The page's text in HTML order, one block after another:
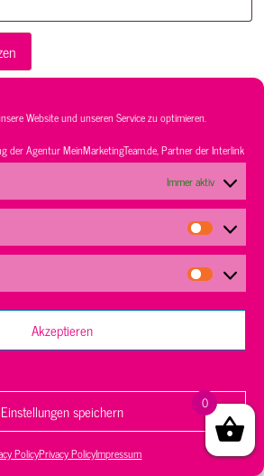
Website und unseren Service zu optimieren.
der AgenturMeinMarketingTeam.de, Partner derInterlink
Immer aktiv
Akzeptieren
Einstellungen speichern
PolicyPrivacy PolicyImpressum
Kontakt
AGB’s
Impressum
0